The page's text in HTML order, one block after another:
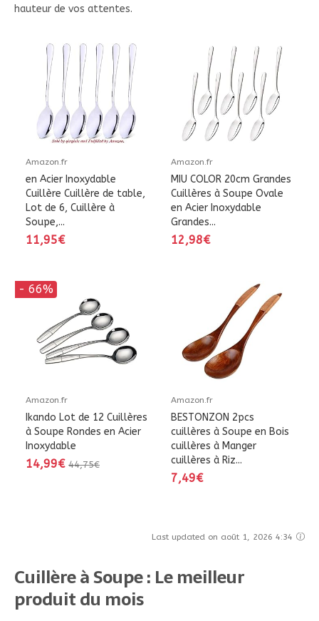
hauteur de vos attentes.
Amazon.fr
en Acier Inoxydable
Cuillère Cuillère de table,
Lot de 6, Cuillère à
Soupe,...
11,95€
Amazon.fr
MIU COLOR 20cm Grandes
Cuillères à Soupe Ovale
en Acier Inoxydable
Grandes...
12,98€
- 66%
Amazon.fr
Ikando Lot de 12 Cuillères
à Soupe Rondes en Acier
Inoxydable
14,99€ 44,75€
Amazon.fr
BESTONZON 2pcs
cuillères à Soupe en Bois
cuillères à Manger
cuillères à Riz...
7,49€
Last updated on août 1, 2026 4:34
Cuillère à Soupe : Le meilleur
produit du mois